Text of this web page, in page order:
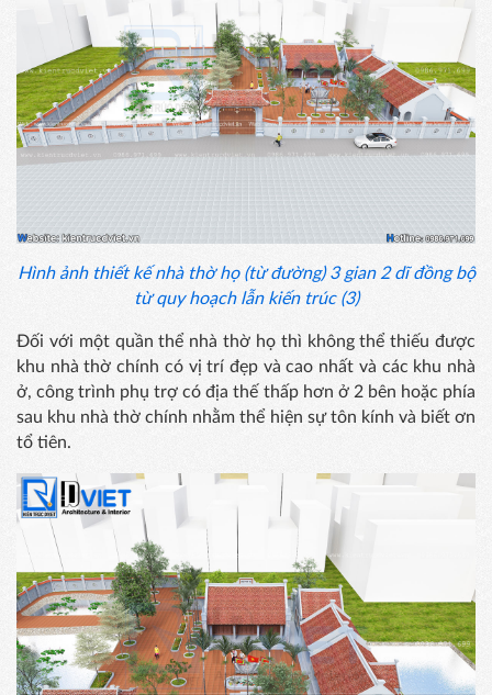
Hình ảnh thiết kế nhà thờ họ (từ đường) 3 gian 2 dĩ đồng bộ
từ quy hoạch lẫn kiến trúc (3)
Đối với một quần thể nhà thờ họ thì không thể thiếu được
khu nhà thờ chính có vị trí đẹp và cao nhất và các khu nhà
ở, công trình phụ trợ có địa thế thấp hơn ở 2 bên hoặc phía
sau khu nhà thờ chính nhằm thể hiện sự tôn kính và biết ơn
tổ tiên.